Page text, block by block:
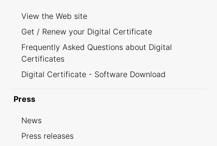
View the Web site
Get / Renew your Digital Certificate
Frequently Asked Questions about Digital
Certificates
Digital Certificate - Software Download
Press
News
Press releases